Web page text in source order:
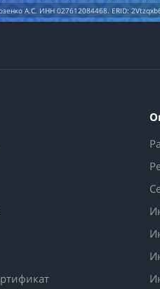
А.С. ИНН 027612084468. ERID: